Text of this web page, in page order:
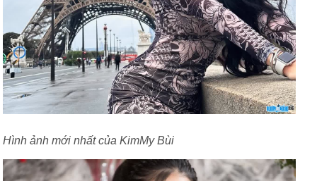
Hình ảnh mới nhất của KimMy Bùi